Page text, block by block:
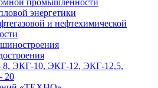
промышленности
энергетики
и нефтехимической
8, ЭКГ-10, ЭКГ-12, ЭКГ-12,5,
20